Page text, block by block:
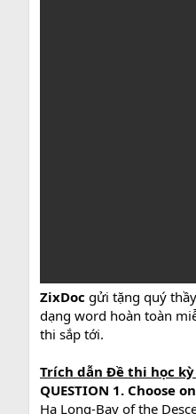
ZixDoc gửi tặng quý
dạng word hoàn toàn
thi sắp tới.
Trích dẫn Đề thi học
QUESTION 1. Choose
Ha Long-Bay of the